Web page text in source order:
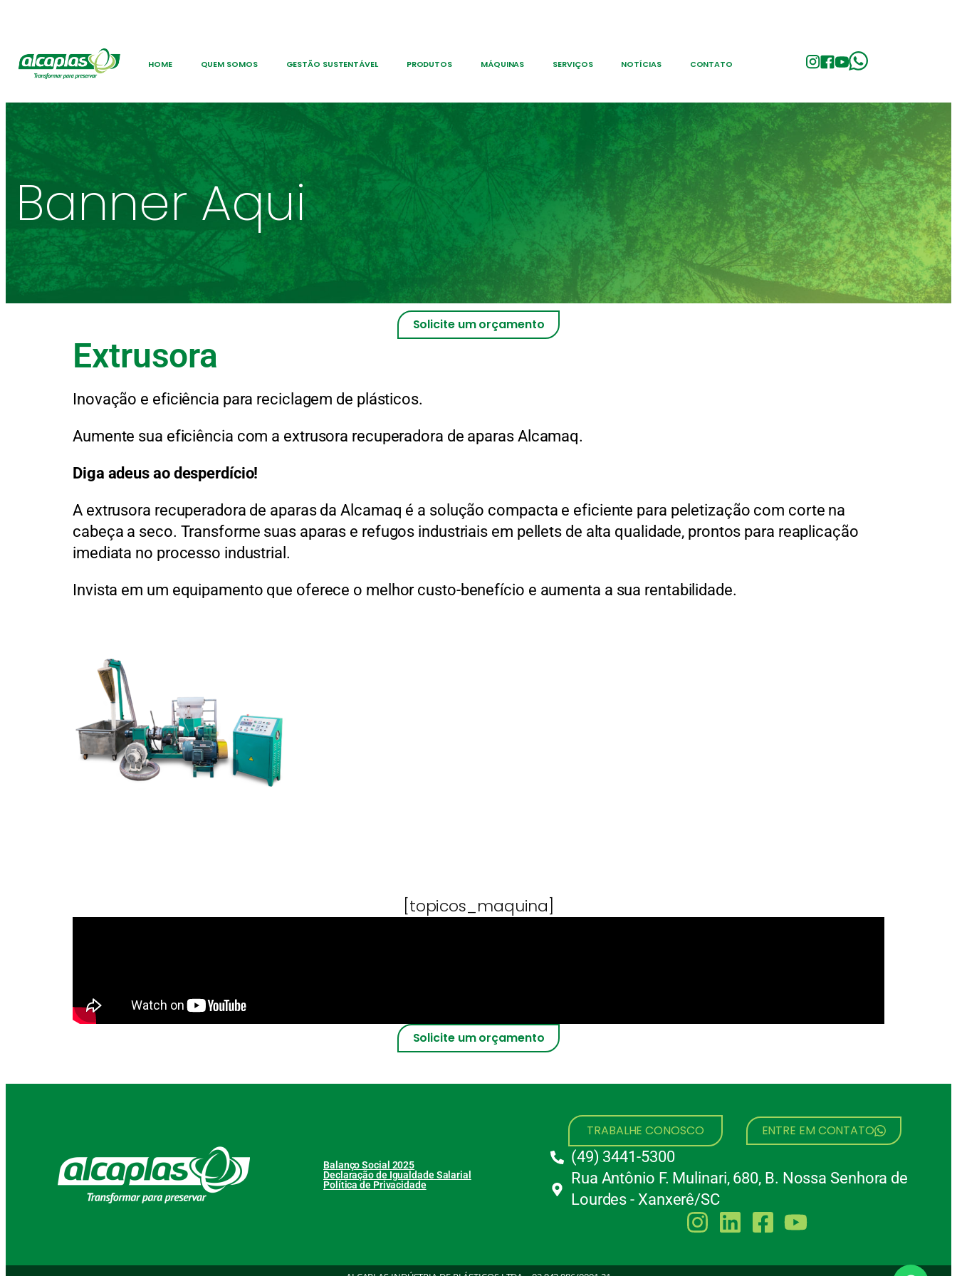
HOME QUEM SOMOS GESTÃO SUSTENTÁVEL PRODUTOS MÁQUINAS SERVIÇOS NOTÍCIAS CONTATO
Banner Aqui
Solicite um orçamento
Extrusora
Inovação e eficiência para reciclagem de plásticos.
Aumente sua eficiência com a extrusora recuperadora de aparas Alcamaq.
Diga adeus ao desperdício!
A extrusora recuperadora de aparas da Alcamaq é a solução compacta e eficiente para peletização com corte na
cabeça a seco. Transforme suas aparas e refugos industriais em pellets de alta qualidade, prontos para reaplicação
imediata no processo industrial.
Invista em um equipamento que oferece o melhor custo-benefício e aumenta a sua rentabilidade.
[topicos_maquina]
Solicite um orçamento
Balanço Social 2025
Declaração de Igualdade Salarial
Política de Privacidade
TRABALHE CONOSCO ENTRE EM CONTATO
(49) 3441-5300
Rua Antônio F. Mulinari, 680, B. Nossa Senhora de
Lourdes - Xanxerê/SC